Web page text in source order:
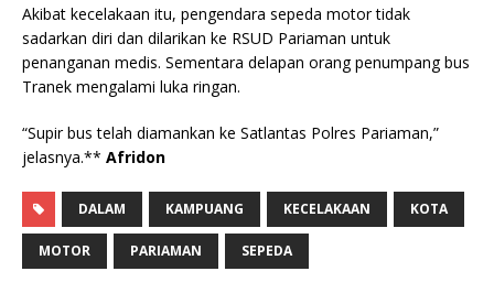
Akibat kecelakaan itu, pengendara sepeda motor tidak
sadarkan diri dan dilarikan ke RSUD Pariaman untuk
penanganan medis. Sementara delapan orang penumpang bus
Tranek mengalami luka ringan.
“Supir bus telah diamankan ke Satlantas Polres Pariaman,”
jelasnya.** Afridon
DALAM KAMPUANG KECELAKAAN KOTA
MOTOR PARIAMAN SEPEDA